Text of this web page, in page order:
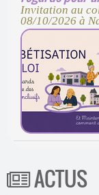
Invitation au
08/10/2026 à
ACTUS